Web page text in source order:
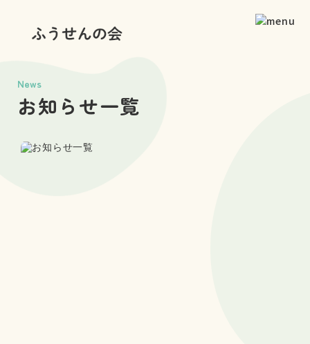
News
お知らせ一覧